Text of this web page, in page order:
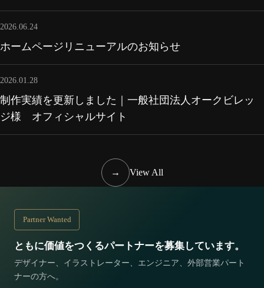
2026.06.24
ホームページリニューアルのお知らせ
2026.01.28
制作実績を更新しました｜一般社団法人オークビレッ
ジ様 オフィシャルサイト
→ View All
Partner Wanted
ともに価値をつくるパートナーを募集しています。
デザイナー、イラストレーター、エンジニア、外部営業パート
ナーの方へ。